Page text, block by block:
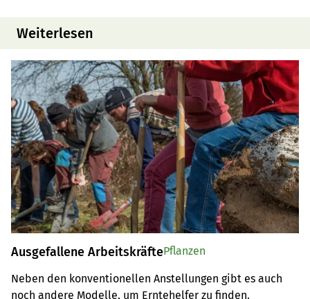
Weiterlesen
Ausgefallene Arbeitskräfte
Neben den konventionellen Anstellungen gibt es auch
noch andere Modelle, um Erntehelfer zu finden.
Pflanzen